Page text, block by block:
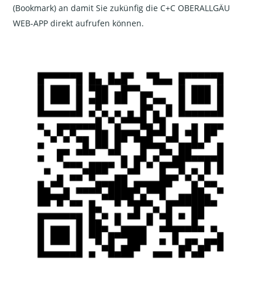
(Bookmark) an damit Sie zukünfig die C+C OBERALLGÄU
WEB-APP direkt aufrufen können.